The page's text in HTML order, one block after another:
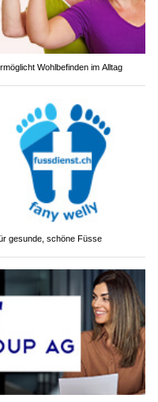
Wohlbefinden im Alltag
gesunde, schöne Füsse